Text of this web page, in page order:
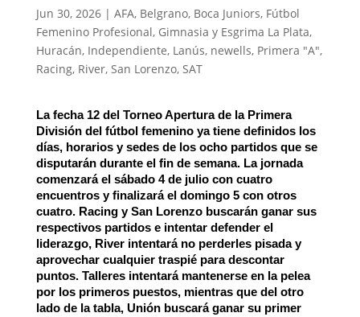
Jun 30, 2026| AFA, Belgrano, Boca Juniors, Fútbol
Femenino Profesional, Gimnasia y Esgrima La Plata,
Huracán, Independiente, Lanús, newells, Primera "A",
Racing, River, San Lorenzo, SAT
La fecha 12 del Torneo Apertura de la Primera
División del fútbol femenino ya tiene definidos los
días, horarios y sedes de los ocho partidos que se
disputarán durante el fin de semana. La jornada
comenzará el sábado 4 de julio con cuatro
encuentros y finalizará el domingo 5 con otros
cuatro. Racing y San Lorenzo buscarán ganar sus
respectivos partidos e intentar defender el
liderazgo, River intentará no perderles pisada y
aprovechar cualquier traspié para descontar
puntos. Talleres intentará mantenerse en la pelea
por los primeros puestos, mientras que del otro
lado de la tabla, Unión buscará ganar su primer